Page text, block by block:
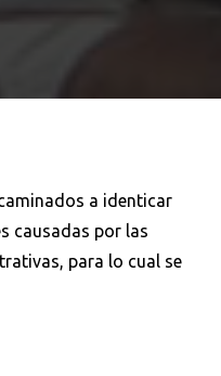
a identicar
causadas por las
para lo cual se